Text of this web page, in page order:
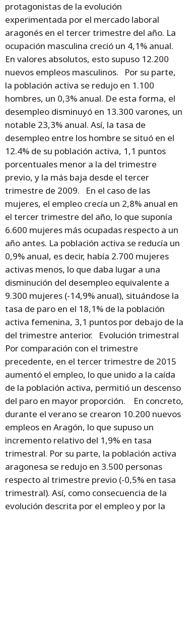
protagonistas de la evolución
experimentada por el mercado laboral
aragonés en el tercer trimestre del año. La
ocupación masculina creció un 4,1% anual.
En valores absolutos, esto supuso 12.200
nuevos empleos masculinos. Por su parte,
la población activa se redujo en 1.100
hombres, un 0,3% anual. De esta forma, el
desempleo disminuyó en 13.300 varones, un
notable 23,3% anual. Así, la tasa de
desempleo entre los hombre se situó en el
12.4% de su población activa, 1,1 puntos
porcentuales menor a la del trimestre
previo, y la más baja desde el tercer
trimestre de 2009. En el caso de las
mujeres, el empleo crecía un 2,8% anual en
el tercer trimestre del año, lo que suponía
6.600 mujeres más ocupadas respecto a un
año antes. La población activa se reducía un
0,9% anual, es decir, había 2.700 mujeres
activas menos, lo que daba lugar a una
disminución del desempleo equivalente a
9.300 mujeres (-14,9% anual), situándose la
tasa de paro en el 18,1% de la población
activa femenina, 3,1 puntos por debajo de la
del trimestre anterior. Evolución trimestral
Por comparación con el trimestre
precedente, en el tercer trimestre de 2015
aumentó el empleo, lo que unido a la caída
de la población activa, permitió un descenso
del paro en mayor proporción. En concreto,
durante el verano se crearon 10.200 nuevos
empleos en Aragón, lo que supuso un
incremento relativo del 1,9% en tasa
trimestral. Por su parte, la población activa
aragonesa se redujo en 3.500 personas
respecto al trimestre previo (-0,5% en tasa
trimestral). Así, como consecuencia de la
evolución descrita por el empleo y por la